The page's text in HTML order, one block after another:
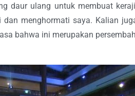
daur ulang untuk membuat
menghormati saya. Kalian
bahwa ini merupakan